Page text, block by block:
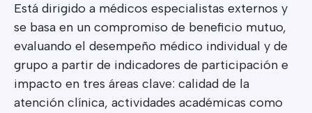
Está dirigido a médicos especialistas externos y
se basa en un compromiso de beneficio mutuo,
evaluando el desempeño médico individual y de
grupo a partir de indicadores de participación e
impacto en tres áreas clave: calidad de la
atención clínica, actividades académicas como